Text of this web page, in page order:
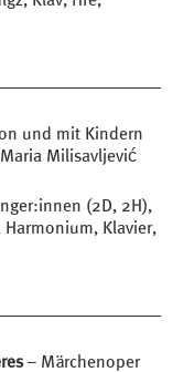
und mit Kindern
Milisavljević
(2D, 2H),
Klavier,
– Märchenoper